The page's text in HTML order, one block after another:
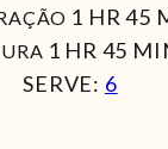
1 HORA
HR 45
1 HORA
HR 45
SERVE: 6